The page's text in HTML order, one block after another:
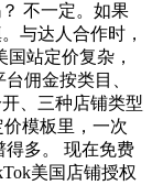
不一定。如果
与达人合作时，
站定价复杂，
佣金按类目、
、三种店铺类型
模板里，一次
得多。 现在免费
美国店铺授权